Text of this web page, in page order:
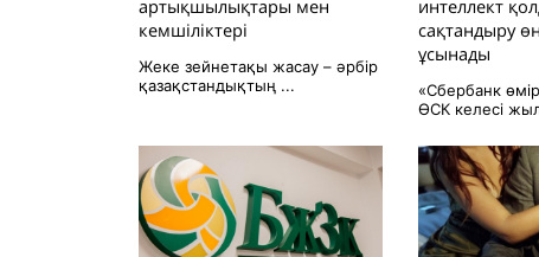
артықшылықтары мен
кемшіліктері
Жеке зейнетақы жасау – әрбір
қазақстандықтың ...
интеллект
сақтандыру
ұсынады
«Сбербанк
ӨСК келесі